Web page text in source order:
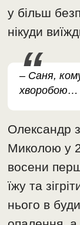
у більш
нікуди
– Саня,
хворобою…
Олександр
Миколою у
восени
їжу та
нього в